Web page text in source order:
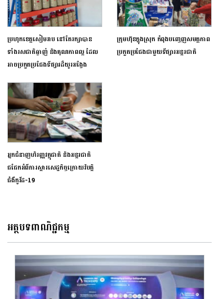
ប្រហុកខេត្តសៀមរាប នៅតែរក្សាបាន
ទាំងរសជាតិឆ្ងាញ់ និងគុណភាពល្អ ដែល
អាចប្រកួតប្រជែងទីផ្សារដ៏យូរអង្វែង
ក្រុមហ៊ុនក្នុងស្រុក កំពុងបញ្ចេញសមត្ថភាព
ប្រកួតប្រជែងជាមួយទីផ្សារអន្តរជាតិ
អ្នកជំនាញហិរញ្ញវត្ថុជាតិ និងអន្តរជាតិ
ជជែកអំពីការស្តារសេដ្ឋកិច្ចក្រោយវិបត្តិ
ជំងឺកូវីដ-19
អត្ថបទពាណិជ្ជកម្ម